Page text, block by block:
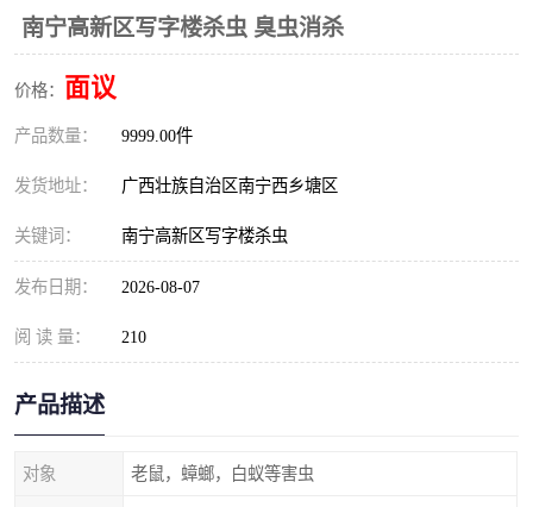
南宁高新区写字楼杀虫 臭虫消杀
价格： 面议
产品数量： 9999.00件
发货地址： 广西壮族自治区南宁西乡塘区
关键词： 南宁高新区写字楼杀虫
发布日期： 2026-08-07
阅 读 量： 210
产品描述
对象 老鼠，蟑螂，白蚁等害虫